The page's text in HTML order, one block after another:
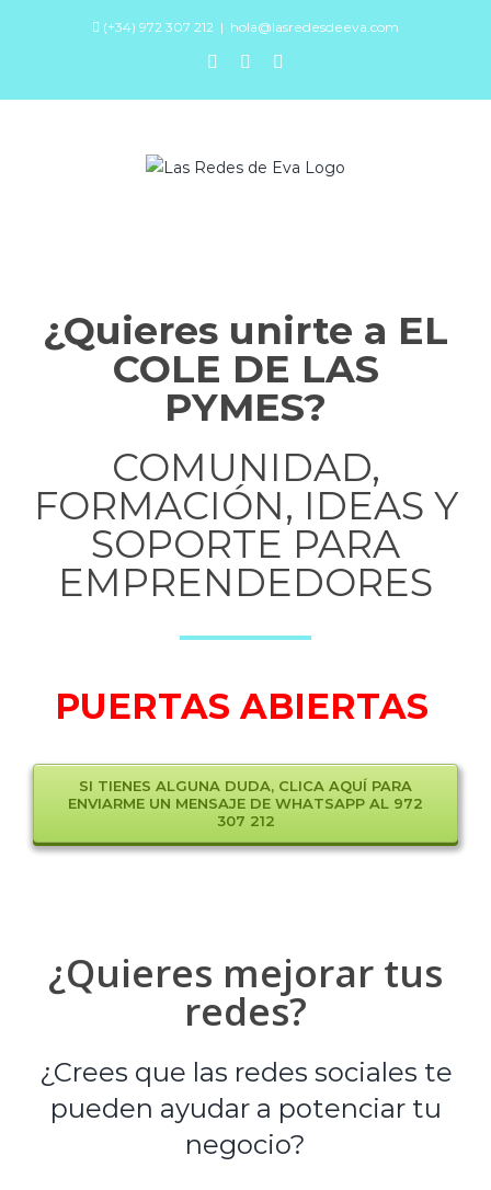
(+34) 972 307 212 | hola@lasredesdeeva.com
facebookinstagram
¿Quieres unirte a EL
COLE DE LAS
PYMES?
COMUNIDAD,
FORMACIÓN, IDEAS Y
SOPORTE PARA
EMPRENDEDORES
PUERTAS ABIERTAS
SI TIENES ALGUNA DUDA, CLICA AQUÍ PARA
ENVIARME UN MENSAJE DE WHATSAPP AL 972
307 212
¿Quieres mejorar tus
redes?
¿Crees que las redes sociales te
pueden ayudar a potenciar tu
negocio?